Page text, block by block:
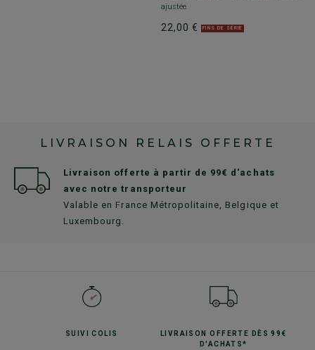
ajustée
22,00 € FINS DE SÉRIE
LIVRAISON RELAIS OFFERTE
Livraison offerte à partir de 99€ d'achats
avec notre transporteur
Valable en France Métropolitaine, Belgique et
Luxembourg.
SUIVICOLIS LIVRAISON OFFERTE
DÈS 99€
D'ACHATS*